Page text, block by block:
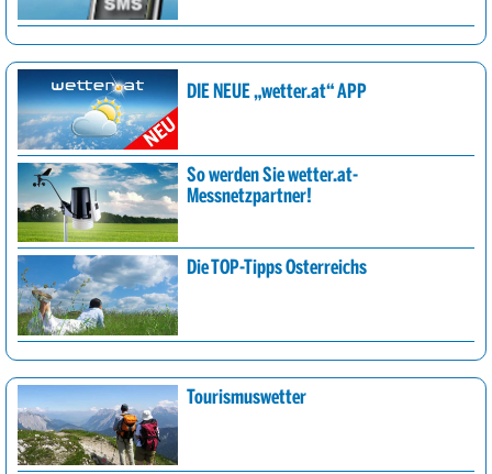
DIE NEUE „wetter.at“ APP
So werden Sie wetter.at-
Messnetzpartner!
Die TOP-Tipps Österreichs
Tourismuswetter